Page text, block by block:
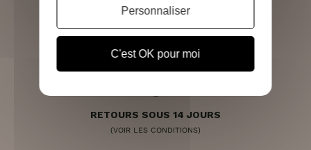
LIVRAISON RAPIDE
RETOURS SOUS 14 JOURS
(VOIR LES CONDITIONS)
C'est OK pour moi
Personnaliser